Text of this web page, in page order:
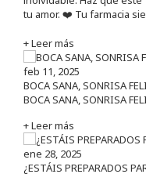
tu amor. ❤️ Tu farmacia
+ Leer más
feb 11, 2025
BOCA SANA, SONRISA
BOCA SANA, SONRISA
+ Leer más
ene 28, 2025
¿ESTÁIS PREPARADOS